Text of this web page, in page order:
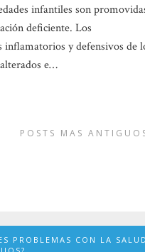
infantiles son
deficiente. Los
inflamatorios y defensivos de
e…
POSTS MAS
PROBLEMAS CON LA